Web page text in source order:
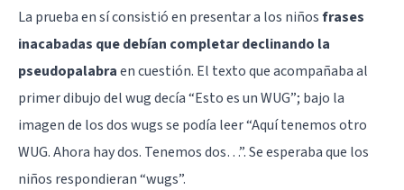
La prueba en sí consistió en presentar a los niñosfrases
inacabadas que debían completar declinando la
pseudopalabraen cuestión. El texto que acompañaba al
primer dibujo del wug decía “Esto es un WUG”; bajo la
imagen de los dos wugs se podía leer “Aquí tenemos otro
WUG. Ahora hay dos. Tenemos dos…”. Se esperaba que los
niños respondieran “wugs”.